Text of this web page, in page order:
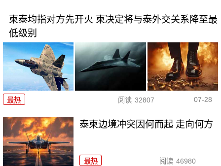
柬泰均指对方先开火 柬决定将与泰外交关系降至最
低级别
最热 阅读 32807 07-28
泰柬边境冲突因何而起 走向何方
最热 阅读 46980